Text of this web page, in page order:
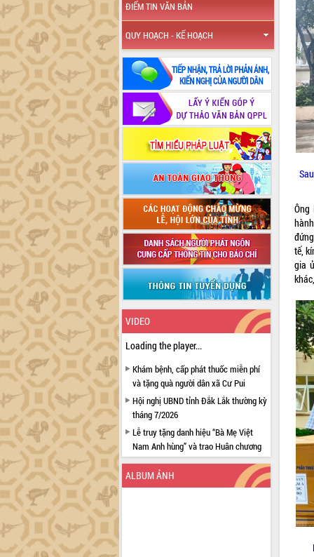
ĐIỂM TIN VĂN BẢN
QUY HOẠCH - KẾ HOẠCH
VIDEO
Loading the player...
Khám bệnh, cấp phát thuốc miễn phí
và tặng quà người dân xã Cư Pui
Hội nghị UBND tỉnh Đắk Lắk thường kỳ
tháng 7/2026
Lễ truy tặng danh hiệu “Bà Mẹ Việt
Nam Anh hùng” và trao Huân chương
Lao động
UBND tỉnh Đắk Lắk triển khai nhiệm
vụ 6 tháng cuối năm 2026
ALBUM ẢNH
Ông
tế,
gia